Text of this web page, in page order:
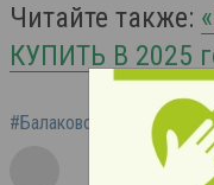
Читайте также:
КУПИТЬ В 2025
#Балаково #Модный